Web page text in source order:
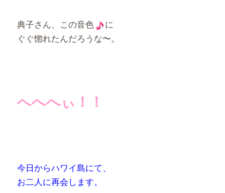
典子さん、この音色
に
ぐぐ惚れたんだろうな〜。
へへへぃ！！
今日からハワイ島にて、
お二人に再会します。